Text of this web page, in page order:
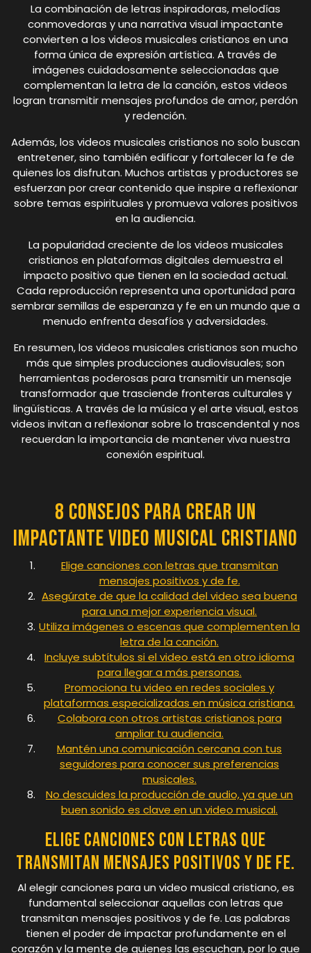
La combinación de letras inspiradoras, melodías
conmovedoras y una narrativa visual impactante
convierten a los videos musicales cristianos en una
forma única de expresión artística. A través de
imágenes cuidadosamente seleccionadas que
complementan la letra de la canción, estos videos
logran transmitir mensajes profundos de amor, perdón
y redención.
Además, los videos musicales cristianos no solo buscan
entretener, sino también edificar y fortalecer la fe de
quienes los disfrutan. Muchos artistas y productores se
esfuerzan por crear contenido que inspire a reflexionar
sobre temas espirituales y promueva valores positivos
en la audiencia.
La popularidad creciente de los videos musicales
cristianos en plataformas digitales demuestra el
impacto positivo que tienen en la sociedad actual.
Cada reproducción representa una oportunidad para
sembrar semillas de esperanza y fe en un mundo que a
menudo enfrenta desafíos y adversidades.
En resumen, los videos musicales cristianos son mucho
más que simples producciones audiovisuales; son
herramientas poderosas para transmitir un mensaje
transformador que trasciende fronteras culturales y
lingüísticas. A través de la música y el arte visual, estos
videos invitan a reflexionar sobre lo trascendental y nos
recuerdan la importancia de mantener viva nuestra
conexión espiritual.
8 Consejos para Crear un
Impactante Video Musical Cristiano
Elige canciones con letras que transmitan
mensajes positivos y de fe.
Asegúrate de que la calidad del video sea buena
para una mejor experiencia visual.
Utiliza imágenes o escenas que complementen la
letra de la canción.
Incluye subtítulos si el video está en otro idioma
para llegar a más personas.
Promociona tu video en redes sociales y
plataformas especializadas en música cristiana.
Colabora con otros artistas cristianos para
ampliar tu audiencia.
Mantén una comunicación cercana con tus
seguidores para conocer sus preferencias
musicales.
No descuides la producción de audio, ya que un
buen sonido es clave en un video musical.
Elige canciones con letras que
transmitan mensajes positivos y de fe.
Al elegir canciones para un video musical cristiano, es
fundamental seleccionar aquellas con letras que
transmitan mensajes positivos y de fe. Las palabras
tienen el poder de impactar profundamente en el
corazón y la mente de quienes las escuchan, por lo que